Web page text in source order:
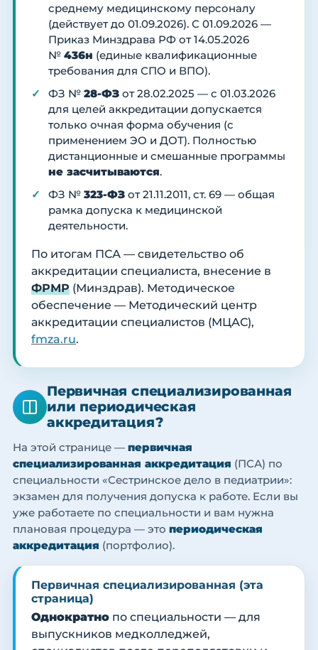
среднему медицинскому персоналу
(действует до 01.09.2026). С 01.09.2026 —
Приказ Минздрава РФ от 14.05.2026
№ 436н (единые квалификационные
требования для СПО и ВПО).
ФЗ № 28-ФЗ от 28.02.2025 — с 01.03.2026
для целей аккредитации допускается
только очная форма обучения (с
применением ЭО и ДОТ). Полностью
дистанционные и смешанные программы
не засчитываются.
ФЗ № 323-ФЗ от 21.11.2011, ст. 69 — общая
рамка допуска к медицинской
деятельности.
По итогам ПСА — свидетельство об
аккредитации специалиста, внесение в
ФРМР (Минздрав). Методическое
обеспечение — Методический центр
аккредитации специалистов (МЦАС),
fmza.ru.
Первичная специализированная
или периодическая
аккредитация?
На этой странице — первичная
специализированная аккредитация (ПСА) по
специальности «Сестринское дело в педиатрии»:
экзамен для получения допуска к работе. Если вы
уже работаете по специальности и вам нужна
плановая процедура — это периодическая
аккредитация (портфолио).
Первичная специализированная (эта
страница)
Однократно по специальности — для
выпускников медколледжей,